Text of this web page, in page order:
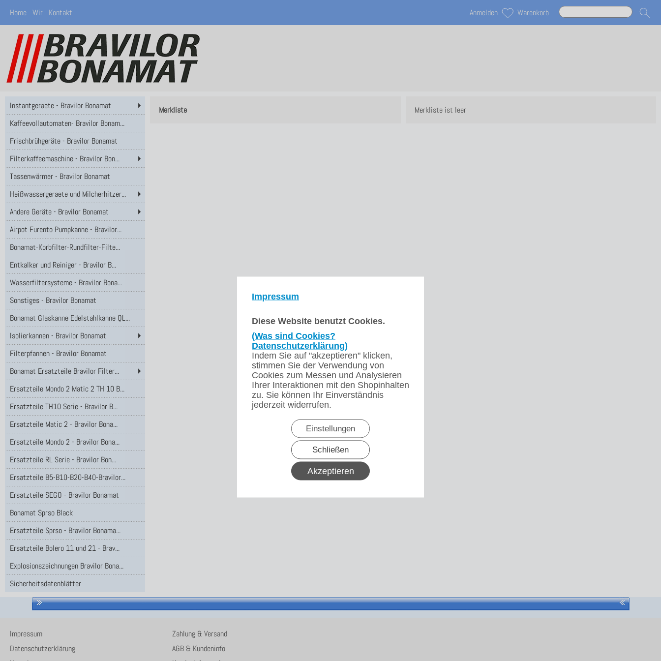
Impressum
Diese Website benutzt Cookies.
(Was sind Cookies?
Datenschutzerklärung)
Indem Sie auf "akzeptieren" klicken,
stimmen Sie der Verwendung von
Cookies zum Messen und Analysieren
Ihrer Interaktionen mit den Shopinhalten
zu. Sie können Ihr Einverständnis
jederzeit widerrufen.
Einstellungen
Schließen
Akzeptieren
Home Wir Kontakt Anmelden Warenkorb
Instantgeraete - Bravilor Bonamat
Kaffeevollautomaten- Bravilor Bonam...
Frischbrühgeräte - Bravilor Bonamat
Filterkaffeemaschine - Bravilor Bon...
Tassenwärmer - Bravilor Bonamat
Heißwassergeraete und Milcherhitzer...
Andere Geräte - Bravilor Bonamat
Airpot Furento Pumpkanne - Bravilor...
Bonamat-Korbfilter-Rundfilter-Filte...
Entkalker und Reiniger - Bravilor B...
Wasserfiltersysteme - Bravilor Bona...
Sonstiges - Bravilor Bonamat
Bonamat Glaskanne Edelstahlkanne QL...
Isolierkannen - Bravilor Bonamat
Filterpfannen - Bravilor Bonamat
Bonamat Ersatzteile Bravilor Filter...
Ersatzteile Mondo 2 Matic 2 TH 10 B...
Ersatzteile TH10 Serie - Bravilor B...
Ersatzteile Matic 2 - Bravilor Bona...
Ersatzteile Mondo 2 - Bravilor Bona...
Ersatzteile RL Serie - Bravilor Bon...
Ersatzteile B5-B10-B20-B40-Bravilor...
Ersatzteile SEGO - Bravilor Bonamat
Bonamat Sprso Black
Ersatzteile Sprso - Bravilor Bonama...
Ersatzteile Bolero 11 und 21 - Brav...
Explosionszeichnungen Bravilor Bona...
Sicherheitsdatenblätter
Merkliste Merkliste ist leer
Impressum
Datenschutzerklärung
Zahlung & Versand
AGB & Kundeninfo